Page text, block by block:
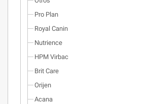
Pro Plan
Royal Canin
Nutrience
HPM Virbac
Brit Care
Orijen
Acana